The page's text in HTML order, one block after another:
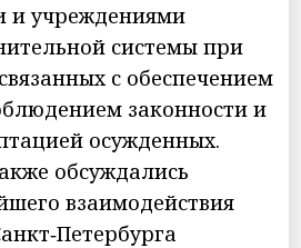
и учреждениями
системы при
с обеспечением
законности и
осужденных.
обсуждались
взаимодействия